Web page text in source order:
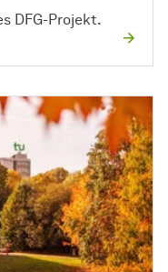
DFG-Projekt.